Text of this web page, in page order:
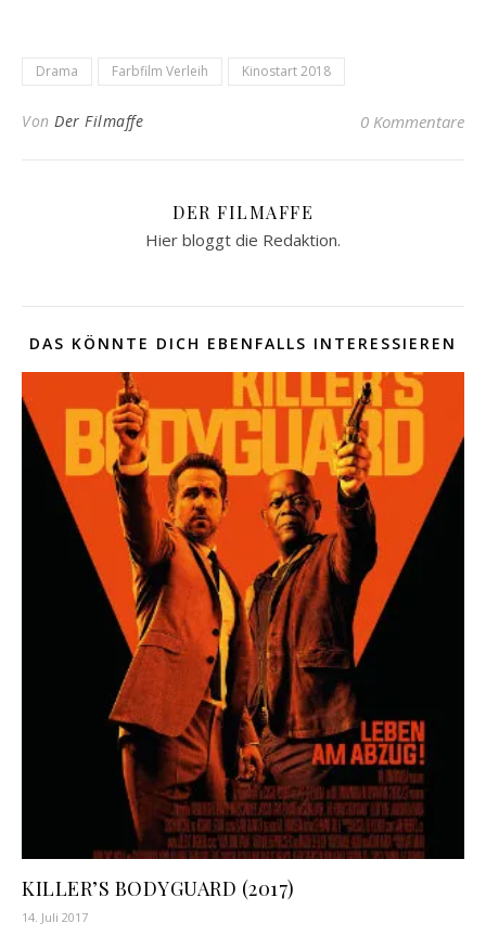
Drama Farbfilm Verleih Kinostart 2018
Von Der Filmaffe 0 Kommentare
DER FILMAFFE
Hier bloggt die Redaktion.
DAS KÖNNTE DICH EBENFALLS INTERESSIEREN
KILLER’S BODYGUARD (2017)
14. Juli 2017